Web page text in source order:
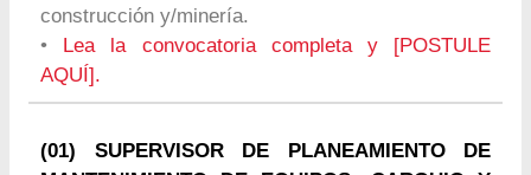
construcción y/minería.
•
Lea la convocatoria completa y [POSTULE
AQUÍ].
(01) SUPERVISOR DE PLANEAMIENTO DE